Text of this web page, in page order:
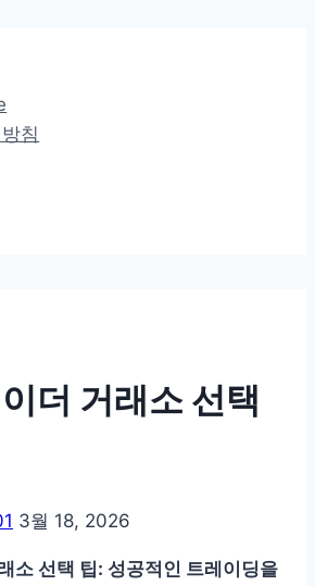
침
더 거래소 선택
3월 18, 2026
소 선택 팁: 성공적인 트레이딩을